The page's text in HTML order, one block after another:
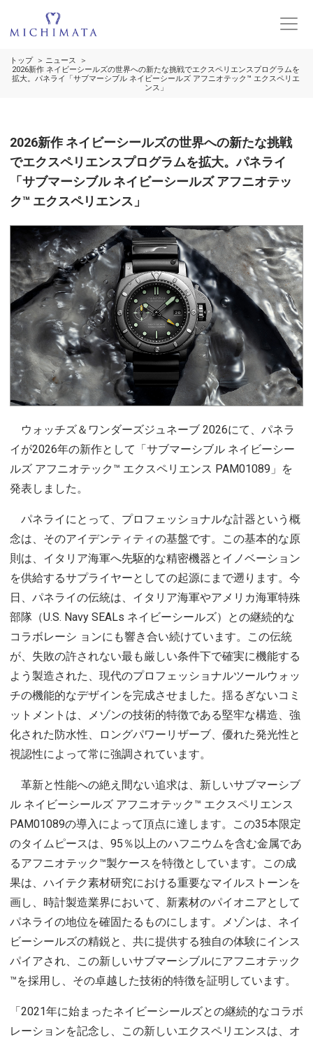
トップ
ニュース
2026新作 ネイビーシールズの世界への新たな挑戦でエクスペリエンスプログラムを
拡大。パネライ「サブマーシブル ネイビーシールズ アフニオテック™ エクスペリエ
ンス」
2026新作 ネイビーシールズの世界への新たな挑戦
でエクスペリエンスプログラムを拡大。パネライ
「サブマーシブル ネイビーシールズ アフニオテッ
ク™ エクスペリエンス」
ウォッチズ＆ワンダーズジュネーブ 2026にて、パネラ
イが2026年の新作として「サブマーシブル ネイビーシー
ルズ アフニオテック™ エクスペリエンス PAM01089」を
発表しました。
パネライにとって、プロフェッショナルな計器という概
念は、そのアイデンティティの基盤です。この基本的な原
則は、イタリア海軍へ先駆的な精密機器とイノベーション
を供給するサプライヤーとしての起源にまで遡ります。今
日、パネライの伝統は、イタリア海軍やアメリカ海軍特殊
部隊（U.S. Navy SEALs ネイビーシールズ）との継続的な
コラボレーシ ョンにも響き合い続けています。この伝統
が、失敗の許されない最も厳しい条件下で確実に機能する
よう製造された、現代のプロフェッショナルツールウォッ
チの機能的なデザインを完成させました。揺るぎないコミ
ットメントは、メゾンの技術的特徴である堅牢な構造、強
化された防水性、ロングパワーリザーブ、優れた発光性と
視認性によって常に強調されています。
革新と性能への絶え間ない追求は、新しいサブマーシブ
ル ネイビーシールズ アフニオテック™ エクスペリエンス
PAM01089の導入によって頂点に達します。この35本限定
のタイムピースは、95％以上のハフニウムを含む金属であ
るアフニオテック™製ケースを特徴としています。この成
果は、ハイテク素材研究における重要なマイルストーンを
画し、時計製造業界において、新素材のパイオニアとして
パネライの地位を確固たるものにします。メゾンは、ネイ
ビーシールズの精鋭と、共に提供する独自の体験にインス
パイアされ、この新しいサブマーシブルにアフニオテック
™を採用し、その卓越した技術的特徴を証明しています。
「2021年に始まったネイビーシールズとの継続的なコラボ
レーションを記念し、この新しいエクスペリエンスは、オ